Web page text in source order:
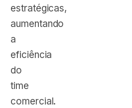
estratégicas,
aumentando
a
eficiência
do
time
comercial.